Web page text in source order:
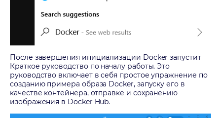
После завершения инициализации Docker запустит
Краткое руководство по началу работы. Это
руководство включает в себя простое упражнение по
созданию примера образа Docker, запуску его в
качестве контейнера, отправке и сохранению
изображения в Docker Hub.